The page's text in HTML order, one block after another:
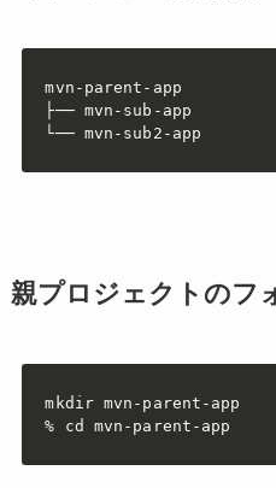
mvn-parent-app
├── mvn-sub-app
└── mvn-sub2-app
親プロジェクトのフ
mkdir mvn-parent-app
% cd mvn-parent-app